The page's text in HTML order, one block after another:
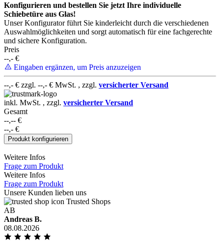
Konfigurieren und bestellen Sie jetzt Ihre individuelle
Schiebetüre aus Glas!
Unser Konfigurator führt Sie kinderleicht durch die verschiedenen
Auswahlmöglichkeiten und sorgt automatisch für eine fachgerechte
und sichere Konfiguration.
Preis
--,- €
Eingaben ergänzen, um Preis anzuzeigen
--,- € zzgl. --,- € MwSt. , zzgl. versicherter Versand
inkl. MwSt. , zzgl. versicherter Versand
Gesamt
--,-- €
--,- €
Produkt konfigurieren
Weitere Infos
Frage zum Produkt
Weitere Infos
Frage zum Produkt
Unsere Kunden lieben uns
Trusted Shops
AB
Andreas B.
08.08.2026
Die Glasscheibe war perfekt und
großzügig verpackt - jederzeit
wieder!!!!!!
Alles zu meiner Zufriedenheit
Schnelle Lieferung, gute
Kommunikation, bestellte Scheibe passt
auf den Millimeter genau!